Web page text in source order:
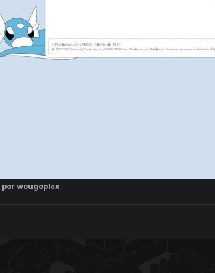
por wougoplex